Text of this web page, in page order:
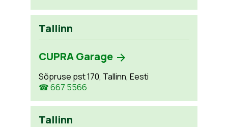
Tallinn
CUPRA Garage
Sõpruse pst 170, Tallinn, Eesti
☎ 667 5566
Tallinn